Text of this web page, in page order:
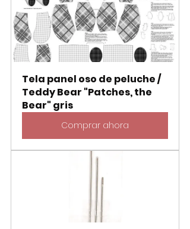
Tela panel oso de peluche /
Teddy Bear "Patches, the
Bear" gris
Comprar ahora